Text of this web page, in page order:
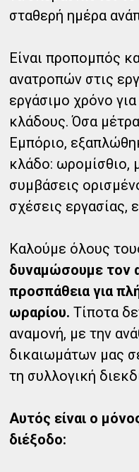
σταθερή ημέρα
Είναι προπομπός
ανατροπών στις
εργάσιμο χρόνο
κλάδους. Όσα
Εμπόριο,
κλάδο: ωρομίσθιο,
συμβάσεις
σχέσεις εργασίας,
Καλούμε όλους
δυναμώσουμε τον
προσπάθεια για
ωραρίου. Τίποτα
αναμονή, με την
δικαιωμάτων μας
τη συλλογική
Αυτός είναι ο
διέξοδο: